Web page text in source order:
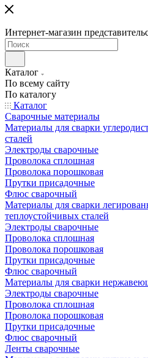
Интернет-магазин
Каталог
По всему сайту
По каталогу
Каталог
Сварочные материалы
Материалы для сварки
сталей
Электроды сварочные
Проволока сплошная
Проволока порошковая
Прутки присадочные
Флюс сварочный
Материалы для сварки
теплоустойчивых сталей
Электроды сварочные
Проволока сплошная
Проволока порошковая
Прутки присадочные
Флюс сварочный
Материалы для сварки
Электроды сварочные
Проволока сплошная
Проволока порошковая
Прутки присадочные
Флюс сварочный
Ленты сварочные